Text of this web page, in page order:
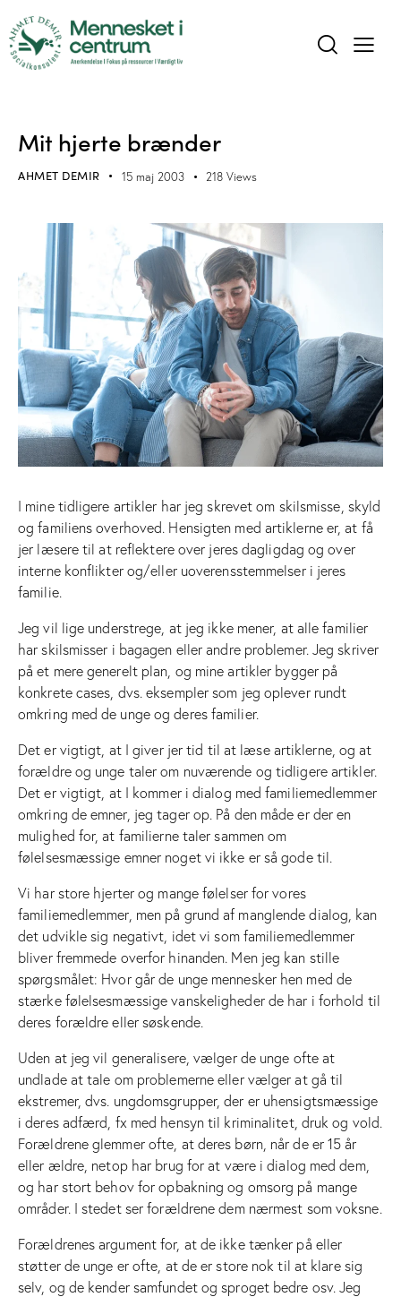
Mit hjerte brænder
AHMET DEMIR 15 maj 2003 218 Views
I mine tidligere artikler har jeg skrevet om skilsmisse, skyld
og familiens overhoved. Hensigten med artiklerne er, at få
jer læsere til at reflektere over jeres dagligdag og over
interne konflikter og/eller uoverensstemmelser i jeres
familie.
Jeg vil lige understrege, at jeg ikke mener, at alle familier
har skilsmisser i bagagen eller andre problemer. Jeg skriver
på et mere generelt plan, og mine artikler bygger på
konkrete cases, dvs. eksempler som jeg oplever rundt
omkring med de unge og deres familier.
Det er vigtigt, at I giver jer tid til at læse artiklerne, og at
forældre og unge taler om nuværende og tidligere artikler.
Det er vigtigt, at I kommer i dialog med familiemedlemmer
omkring de emner, jeg tager op. På den måde er der en
mulighed for, at familierne taler sammen om
følelsesmæssige emner noget vi ikke er så gode til.
Vi har store hjerter og mange følelser for vores
familiemedlemmer, men på grund af manglende dialog, kan
det udvikle sig negativt, idet vi som familiemedlemmer
bliver fremmede overfor hinanden. Men jeg kan stille
spørgsmålet: Hvor går de unge mennesker hen med de
stærke følelsesmæssige vanskeligheder de har i forhold til
deres forældre eller søskende.
Uden at jeg vil generalisere, vælger de unge ofte at
undlade at tale om problemerne eller vælger at gå til
ekstremer, dvs. ungdomsgrupper, der er uhensigtsmæssige
i deres adfærd, fx med hensyn til kriminalitet, druk og vold.
Forældrene glemmer ofte, at deres børn, når de er 15 år
eller ældre, netop har brug for at være i dialog med dem,
og har stort behov for opbakning og omsorg på mange
områder. I stedet ser forældrene dem nærmest som voksne.
Forældrenes argument for, at de ikke tænker på eller
støtter de unge er ofte, at de er store nok til at klare sig
selv, og de kender samfundet og sproget bedre osv. Jeg